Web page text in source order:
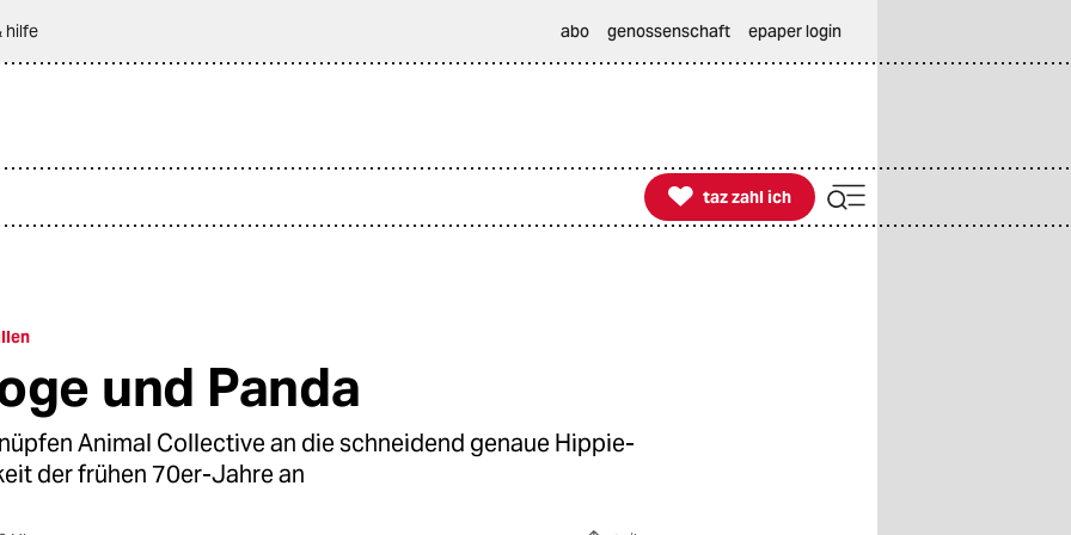
hilfe abo genossenschaft epaper login

taz zahl ich
taz zahl ich
und Panda
Animal Collective an die schneidend genaue Hippie-
der frühen 70er-Jahre an